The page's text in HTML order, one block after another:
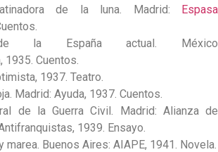
de la luna. Madrid: Espasa
la España actual. México
1935. Cuentos.
1937. Teatro.
Madrid: Ayuda, 1937. Cuentos.
de la Guerra Civil. Madrid: Alianza de
1939. Ensayo.
marea. Buenos Aires: AIAPE, 1941. Novela.